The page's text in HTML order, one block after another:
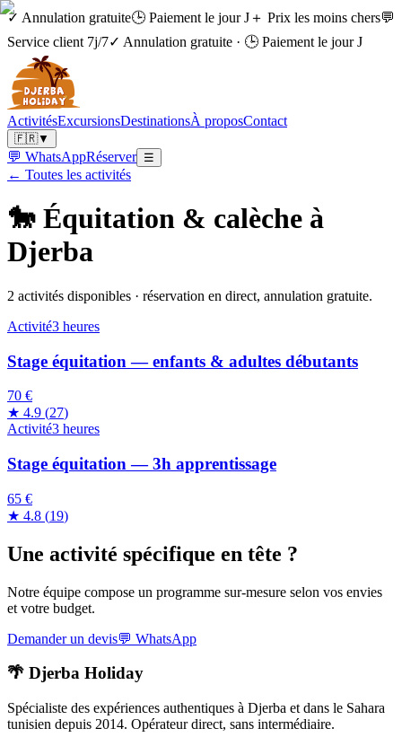
✓ Annulation gratuite🕒 Paiement le jour J＋ Prix les moins chers💬
Service client 7j/7✓ Annulation gratuite · 🕒 Paiement le jour J
ActivitésExcursionsDestinationsÀ proposContact
🇫🇷▼
💬 WhatsAppRéserver ☰
← Toutes les activités
🐎 Équitation & calèche à
Djerba
2 activités disponibles · réservation en direct, annulation gratuite.
Activité3 heures
Stage équitation — enfants & adultes débutants
70 €
★ 4.9 (27)
Activité3 heures
Stage équitation — 3h apprentissage
65 €
★ 4.8 (19)
Une activité spécifique en tête ?
Notre équipe compose un programme sur-mesure selon vos envies
et votre budget.
Demander un devis💬 WhatsApp
🌴 Djerba Holiday
Spécialiste des expériences authentiques à Djerba et dans le Sahara
tunisien depuis 2014. Opérateur direct, sans intermédiaire.